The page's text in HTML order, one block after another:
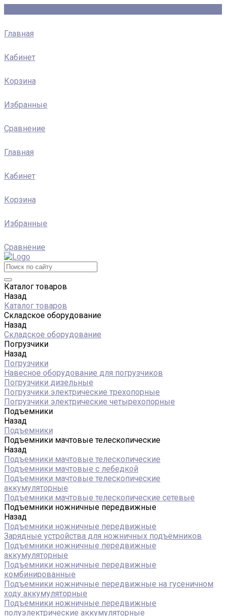
Главная
Кабинет
Корзина
Избранные
Сравнение
Главная
Кабинет
Корзина
Избранные
Сравнение
Каталог товаров
Назад
Каталог товаров
Складское оборудование
Назад
Складское оборудование
Погрузчики
Назад
Погрузчики
Навесное оборудование для погрузчиков
Погрузчики дизельные
Погрузчики электрические трехопорные
Погрузчики электрические четырехопорные
Подъемники
Назад
Подъемники
Подъемники мачтовые телескопические
Назад
Подъемники мачтовые телескопические
Подъемники мачтовые с лебедкой
Подъемники мачтовые телескопические
аккумуляторные
Подъемники мачтовые телескопические сетевые
Подъемники ножничные передвижные
Назад
Подъемники ножничные передвижные
Зарядные устройства для ножничных подъёмников
Подъемники ножничные передвижные
аккумуляторные
Подъемники ножничные передвижные
комбинированные
Подъемники ножничные передвижные на гусеничном
ходу аккумуляторные
Подъемники ножничные передвижные
полуэлектрические аккумуляторные